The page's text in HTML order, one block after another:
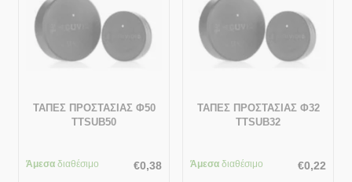
ΤΑΠΕΣ ΠΡΟΣΤΑΣΙΑΣ Φ50
TTSUB50
Άμεσα διαθέσιμο €0,38
ΤΑΠΕΣ ΠΡΟΣΤΑΣΙΑΣ Φ32
TTSUB32
Άμεσα διαθέσιμο €0,22